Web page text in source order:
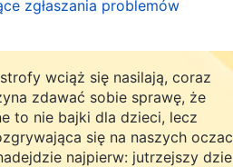
tę wiadomość, jeszcze
się, dlaczego ta sama
dwa zupełnie różne
ciężaru modliłam się do
zgłaszania problemów
wciąż się nasilają, coraz
zdawać sobie sprawę, że
to nie bajki dla dzieci, lecz
się na naszych
najpierw: jutrzejszy